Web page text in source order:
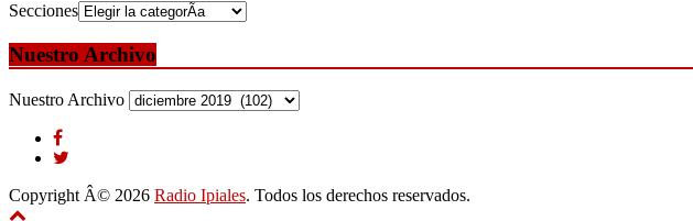
Secciones
Nuestro Archivo
Nuestro Archivo
Copyright Â© 2026 Radio Ipiales. Todos los derechos reservados.